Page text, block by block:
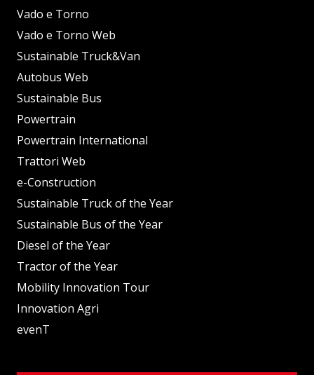
Vado e Torno
Vado e Torno Web
Sustainable Truck&Van
Autobus Web
Sustainable Bus
Powertrain
Powertrain International
Trattori Web
e-Construction
Sustainable Truck of the Year
Sustainable Bus of the Year
Diesel of the Year
Tractor of the Year
Mobility Innovation Tour
Innovation Agri
evenT